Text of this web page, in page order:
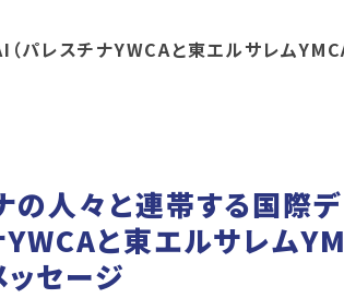
パレスチナYWCAと東エルサレム
の人々と連帯する国際デ
と東エルサレム
ッセージ